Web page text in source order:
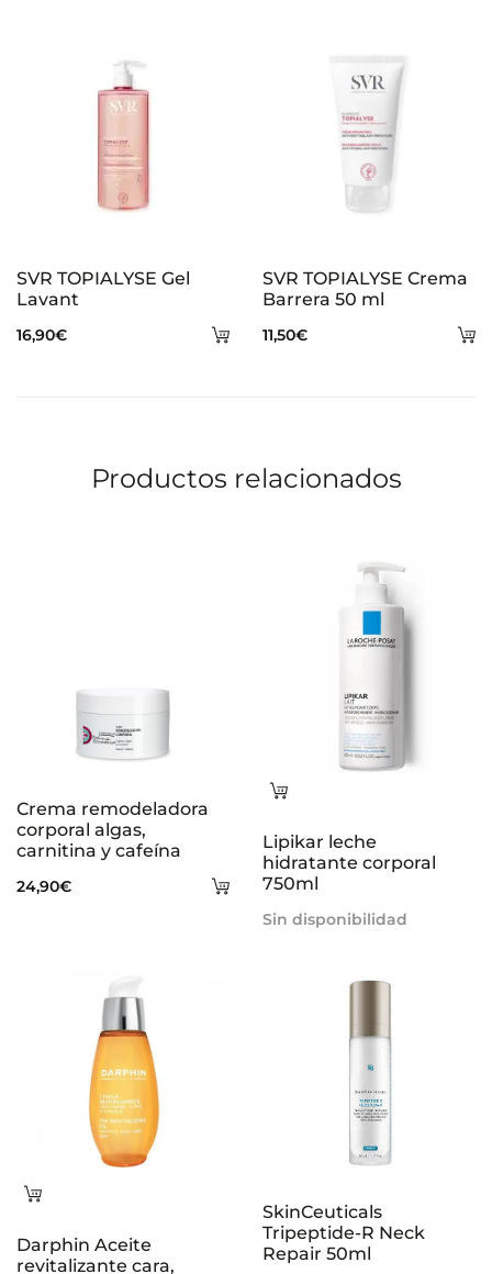
Añadir
SVR TOPIALYSE Gel
Lavant
16,90€
SVR TOPIALYSE Crema
Barrera 50 ml
11,50€
Productos relacionados
Añadir
Crema remodeladora
corporal algas,
carnitina y cafeína
24,90€
Leer
Lipikar leche
hidratante corporal
750ml
Sin disponibilidad
Leer
Darphin Aceite
revitalizante cara,
SkinCeuticals
Tripeptide-R Neck
Repair 50ml